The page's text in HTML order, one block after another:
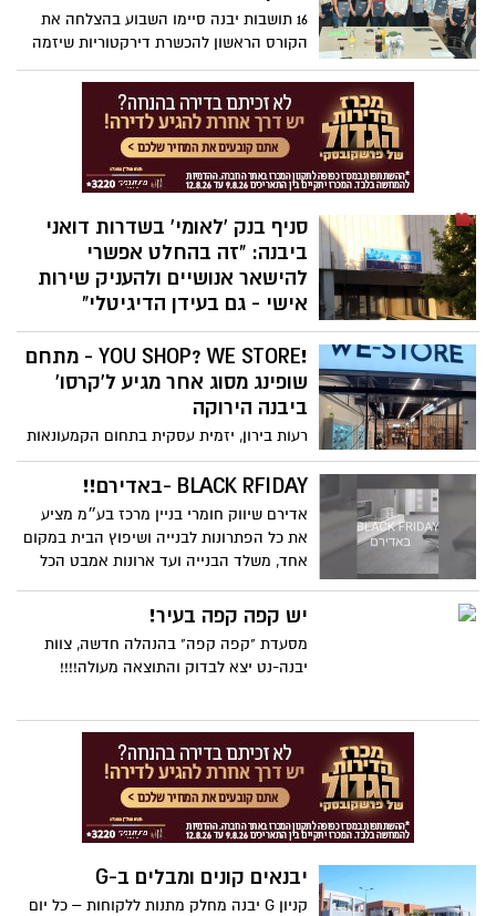
16 תושבות יבנה סיימו השבוע בהצלחה את
הקורס הראשון להכשרת דירקטוריות שיזמה
עיריית יבנה בשיתוף המרכז להשתלמויות
באוניברסיטת בר-אילן
סניף בנק 'לאומי' בשדרות דואני
ביבנה: "זה בהחלט אפשרי
להישאר אנושיים ולהעניק שירות
אישי - גם בעידן הדיגיטלי"
הסניף המרכזי של בנק 'לאומי' בשדרות דואני
פינת שבזי ביבנה, עבר באחרונה מתיחת פנים
ושדרוג – הן מן ההיבט האסתטי, והן מההיבט
השירותי – במטרה לייעל ולהנעים את חוויית
משרת: אנשים פרטיים, בעלי עסקים, חברות
!YOU SHOP? WE STORE - מתחם
שופינג מסוג אחר מגיע ל'קרסו'
ביבנה הירוקה
רעות בירון, יזמית עסקית בתחום הקמעונאות
בישראל, תושבת יבנה בארבע השנים
האחרונות – עמלה בשנה האחרונה על יישום
רעיון שיווקי חדשני העומד להצעיד את תחום
המסחר הקמעונאי בישראל צעד אחד קדימה
BLACK RFIDAY -באדירם!!
אדירם שיווק חומרי בניין מרכז בע״מ מציע
את כל הפתרונות לבנייה ושיפוץ הבית במקום
אחד, משלד הבנייה ועד ארונות אמבט הכל
ה Black Friday יומיים של מבצעים
מטורפים!! החל ממחר, יום חמישי ועד שישי,
בתאריכים 23-24.11.
יש קפה קפה בעיר!
מסעדת "קפה קפה" בהנהלה חדשה, צוות
יבנה-נט יצא לבדוק והתוצאה מעולה!!!!
יבנאים קונים ומבלים ב-G
קניון G יבנה מחלק מתנות ללקוחות – כל יום